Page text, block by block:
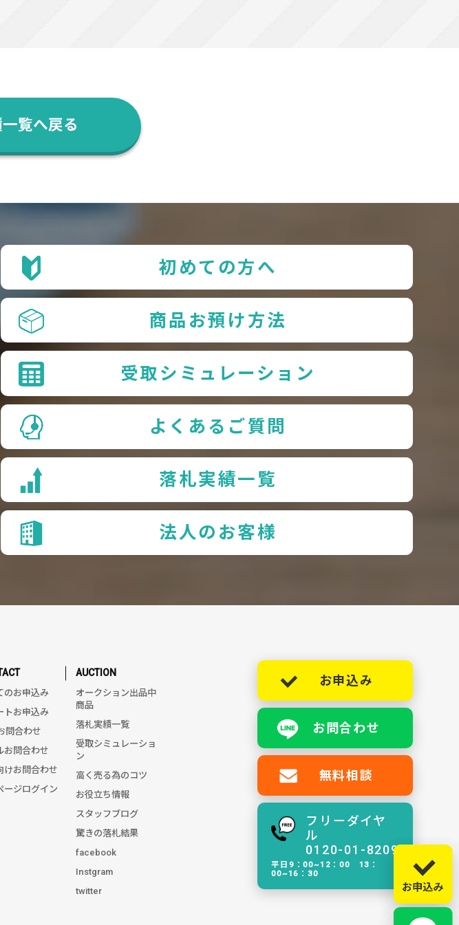
覧へ戻る
初めての方へ
商品お預け方法
受取シミュレーション
よくあるご質問
落札実績一覧
法人のお客様
のお申込み
トお申込み
問合わせ
お問合わせ
けお問合わせ
ージログイン
AUCTION
オークション出品中
商品
落札実績一覧
受取シミュレーショ
ン
高く売る為のコツ
お役立ち情報
スタッフブログ
驚きの落札結果
facebook
Instgram
twitter
お申込み
お問合わせ
無料相談
フリーダイヤ
ル
0120-01-8209
平日9：00~12：00 13：
00~16：30